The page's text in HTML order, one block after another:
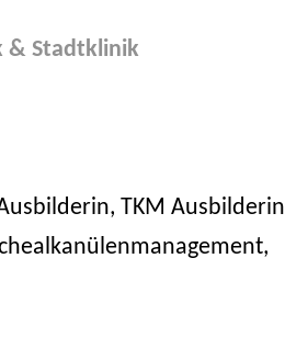
& Stadtklinik
TKM Ausbilderin